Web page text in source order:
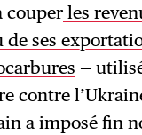
couperles
de ses
—
contre
a imposé fin